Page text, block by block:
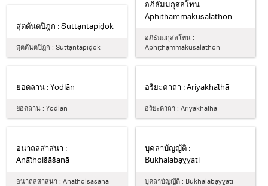
อภิธัมมกุสลโทน :
Aphiṭhạmmakus̄alāthon
อภิธัมมกุสลโทน :
Aphiṭhạmmakus̄alāthon
สุตตันตปิฎก : S̄uttạntapiḍok
สุตตันตปิฎก : S̄uttạntapiḍok
ยอดลาน : Yodlān
ยอดลาน : Yodlān
อริยะคาถา : Ariyakhat̄hā
อริยะคาถา : Ariyakhat̄hā
อนาถลสาสนา :
Anāt̄hols̄ās̄anā
อนาถลสาสนา : Anāt̄hols̄ās̄anā
บุคลาบัญญัติ :
Bukhalabạỵỵati
บุคลาบัญญัติ : Bukhalabạỵỵati